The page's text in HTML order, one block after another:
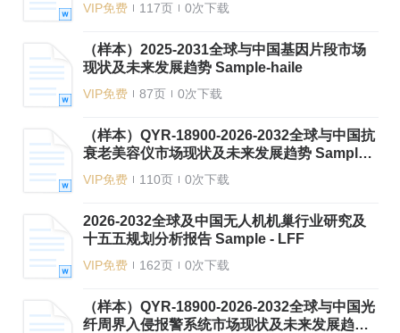
VIP免费 117页 0次下载
（样本）2025-2031全球与中国基因片段市场
现状及未来发展趋势 Sample-haile
VIP免费 87页 0次下载
（样本）QYR-18900-2026-2032全球与中国抗
衰老美容仪市场现状及未来发展趋势 Sample-
VIP免费 110页 0次下载
2026-2032全球及中国无人机机巢行业研究及
十五五规划分析报告 Sample - LFF
VIP免费 162页 0次下载
（样本）QYR-18900-2026-2032全球与中国光
纤周界入侵报警系统市场现状及未来发展趋势